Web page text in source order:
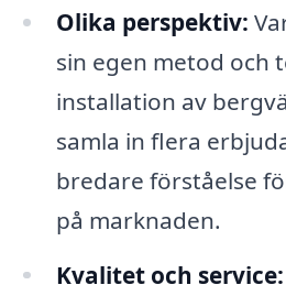
Olika perspektiv:
sin egen metod och
installation av
samla in flera
bredare förståelse
på marknaden.
Kvalitet och service: